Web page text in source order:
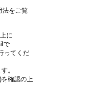
をご覧
に
で
てくだ
。
確認の上